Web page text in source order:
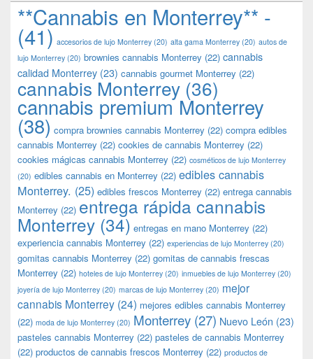
**Cannabis en Monterrey** -
(41) accesorios de lujo Monterrey (20) alta gama Monterrey (20) autos de
lujo Monterrey (20) brownies cannabis Monterrey (22) cannabis
calidad Monterrey (23) cannabis gourmet Monterrey (22)
cannabis Monterrey (36)
cannabis premium Monterrey
(38) compra brownies cannabis Monterrey (22) compra edibles
cannabis Monterrey (22) cookies de cannabis Monterrey (22)
cookies mágicas cannabis Monterrey (22) cosméticos de lujo Monterrey
(20) edibles cannabis en Monterrey (22) edibles cannabis
Monterrey. (25) edibles frescos Monterrey (22) entrega cannabis
Monterrey (22) entrega rápida cannabis
Monterrey (34) entregas en mano Monterrey (22)
experiencia cannabis Monterrey (22) experiencias de lujo Monterrey (20)
gomitas cannabis Monterrey (22) gomitas de cannabis frescas
Monterrey (22) hoteles de lujo Monterrey (20) inmuebles de lujo Monterrey (20)
joyería de lujo Monterrey (20) marcas de lujo Monterrey (20) mejor
cannabis Monterrey (24) mejores edibles cannabis Monterrey
(22) moda de lujo Monterrey (20) Monterrey (27) Nuevo León (23)
pasteles cannabis Monterrey (22) pasteles de cannabis Monterrey
(22) productos de cannabis frescos Monterrey (22) productos de